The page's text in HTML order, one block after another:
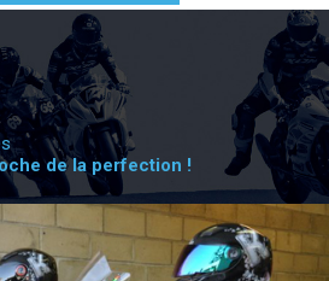
TV
de la perfection !